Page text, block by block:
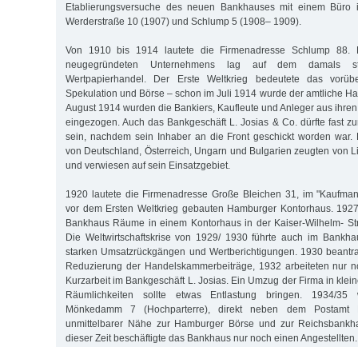
Etablierungsversuche des neuen Bankhauses mit einem Büro
Werderstraße 10 (1907) und Schlump 5 (1908– 1909).
Von 1910 bis 1914 lautete die Firmenadresse Schlump 88.
neugegründeten Unternehmens lag auf dem damals
Wertpapierhandel. Der Erste Weltkrieg bedeutete das
Spekulation und Börse – schon im Juli 1914 wurde der amtliche
August 1914 wurden die Bankiers, Kaufleute und Anleger aus
eingezogen. Auch das Bankgeschäft L. Josias & Co. dürfte fast
sein, nachdem sein Inhaber an die Front geschickt worden war.
von Deutschland, Österreich, Ungarn und Bulgarien zeugten von
und verwiesen auf sein Einsatzgebiet.
1920 lautete die Firmenadresse Große Bleichen 31, im
vor dem Ersten Weltkrieg gebauten Hamburger Kontorhaus.
Bankhaus Räume in einem Kontorhaus in der Kaiser-Wilhelm-
Die Weltwirtschaftskrise von 1929/ 1930 führte auch im
starken Umsatzrückgängen und Wertberichtigungen. 1930
Reduzierung der Handelskammerbeiträge, 1932 arbeiteten nur
Kurzarbeit im Bankgeschäft L. Josias. Ein Umzug der Firma in
Räumlichkeiten sollte etwas Entlastung bringen. 1934/35
Mönkedamm 7 (Hochparterre), direkt neben dem
unmittelbarer Nähe zur Hamburger Börse und zur
dieser Zeit beschäftigte das Bankhaus nur noch einen Angestellten.